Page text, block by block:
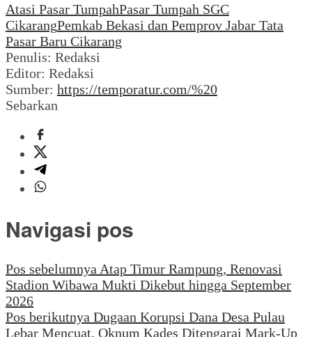
Atasi Pasar TumpahPasar Tumpah SGC
CikarangPemkab Bekasi dan Pemprov Jabar Tata
Pasar Baru Cikarang
Penulis: Redaksi
Editor: Redaksi
Sumber: https://temporatur.com/%20
Sebarkan
Navigasi pos
Pos sebelumnya Atap Timur Rampung, Renovasi
Stadion Wibawa Mukti Dikebut hingga September
2026
Pos berikutnya Dugaan Korupsi Dana Desa Pulau
Lebar Mencuat, Oknum Kades Ditengarai Mark-Up